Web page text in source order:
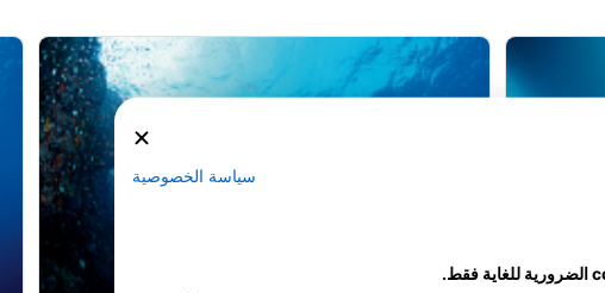
سياسة الخصوصية